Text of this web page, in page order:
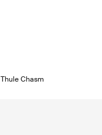
Thule Chasm